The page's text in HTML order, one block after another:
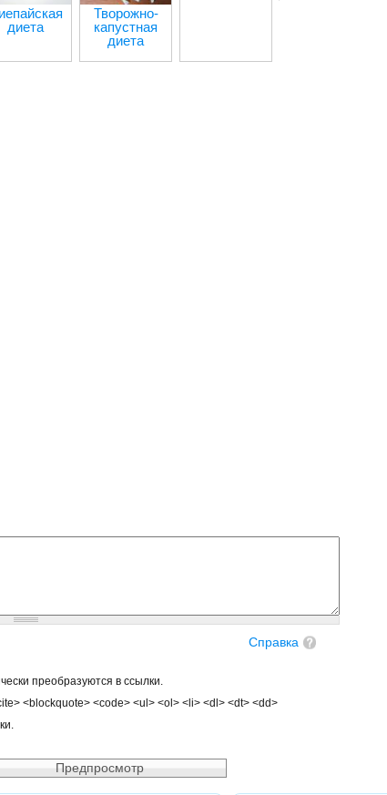
диета
Творожно-
капустная
диета
Справка
преобразуются в ссылки.
<blockquote> <code> <ul> <ol> <li> <dl> <dt> <dd>